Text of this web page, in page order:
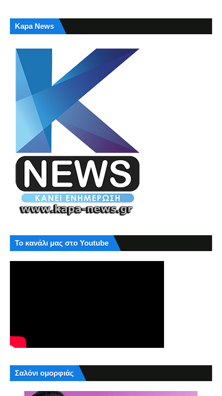
Kapa News
Το κανάλι μας στο Youtube
Σαλόνι ομορφιάς